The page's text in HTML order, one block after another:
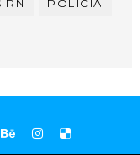
RN POLÍCIA